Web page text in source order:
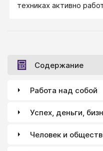
техниках активно
Содержание
Работа над собой
Успех, деньги,
Человек и